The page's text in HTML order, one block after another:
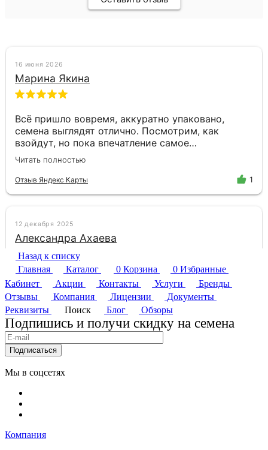
Назад к списку
Главная
Каталог 0 Корзина 0 Избранные
Кабинет
Акции Контакты Услуги
Бренды
Отзывы
Компания Лицензии
Документы
Реквизиты
Поиск Блог Обзоры
Подпишись и получи скидку на семена
Подписаться
Мы в соцсетях
Компания